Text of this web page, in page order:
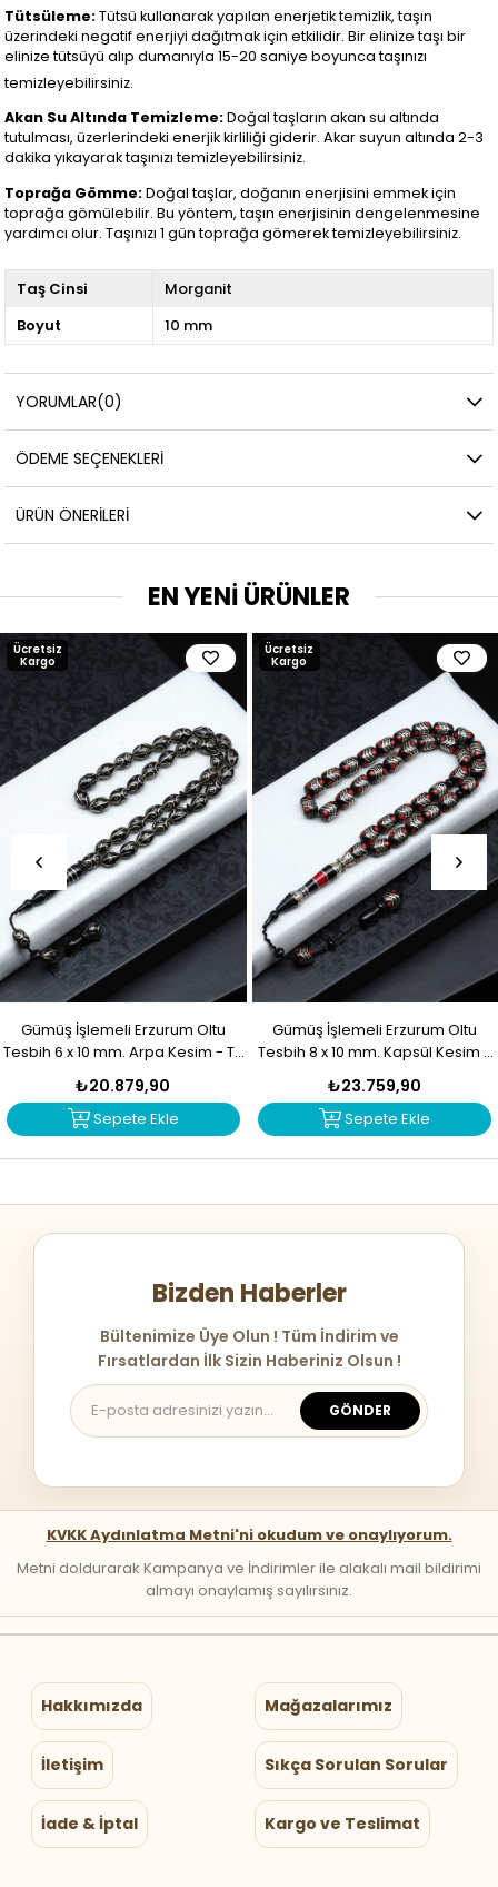
Tütsüleme:Tütsü kullanarak yapılan enerjetik temizlik, taşın
üzerindeki negatif enerjiyi dağıtmak için etkilidir. Bir elinize taşı bir
elinize tütsüyü alıp dumanıyla 15-20 saniye boyunca taşınızı
temizleyebilirsiniz.
Akan Su Altında Temizleme:Doğal taşların akan su altında
tutulması, üzerlerindeki enerjik kirliliği giderir. Akar suyun altında 2-3
dakika yıkayarak taşınızı temizleyebilirsiniz.
Toprağa Gömme:Doğal taşlar, doğanın enerjisini emmek için
toprağa gömülebilir. Bu yöntem, taşın enerjisinin dengelenmesine
yardımcı olur. Taşınızı 1 gün toprağa gömerek temizleyebilirsiniz.
Taş Cinsi
Morganit
Boyut
10 mm
YORUMLAR(0)
ÖDEME SEÇENEKLERI
ÜRÜN ÖNERILERI
EN YENİ ÜRÜNLER
Gümüş İşlemeli Erzurum Oltu
Tesbih 6 x 10 mm. Arpa Kesim - T-
1916
₺20.879,90
Sepete Ekle
Ücretsiz
Kargo
Gümüş İşlemeli Erzurum Oltu
Tesbih 8 x 10 mm. Kapsül Kesim -
T-1915
₺23.759,90
Sepete Ekle
Ücretsiz
Kargo
Bizden Haberler
Bültenimize Üye Olun ! Tüm İndirim ve
Fırsatlardan İlk Sizin Haberiniz Olsun !
GÖNDER
KVKK Aydınlatma Metni'ni okudum ve onaylıyorum.
Metni doldurarak Kampanya ve İndirimler ile alakalı mail bildirimi
almayı onaylamış sayılırsınız.
Hakkımızda Mağazalarımız
İletişim Sıkça Sorulan Sorular
İade & İptal Kargo ve Teslimat